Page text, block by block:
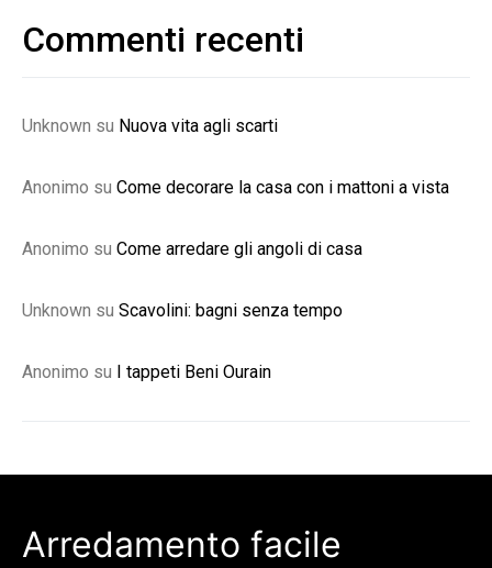
Commenti recenti
Unknown su Nuova vita agli scarti
Anonimo su Come decorare la casa con i mattoni a vista
Anonimo su Come arredare gli angoli di casa
Unknown su Scavolini: bagni senza tempo
Anonimo su I tappeti Beni Ourain
Arredamento facile